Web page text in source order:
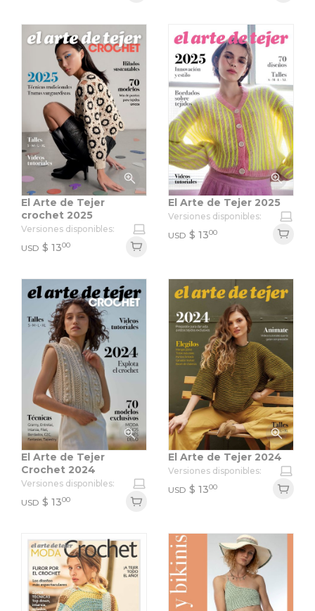
El Arte de Tejer
crochet 2025
Versiones disponibles:
USD $ 1300
El Arte de Tejer 2025
Versiones disponibles:
USD $ 1300
El Arte de Tejer
Crochet 2024
Versiones disponibles:
USD $ 1300
El Arte de Tejer 2024
Versiones disponibles:
USD $ 1300